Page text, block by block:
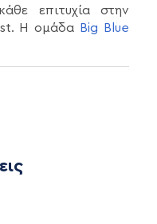
επιτυχία στην
Η ομάδα
Big Blue